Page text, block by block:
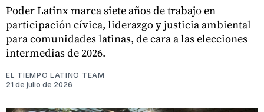
Poder Latinx marca siete años de trabajo en
participación cívica, liderazgo y justicia ambiental
para comunidades latinas, de cara a las elecciones
intermedias de 2026.
EL TIEMPO LATINO TEAM
21 de julio de 2026